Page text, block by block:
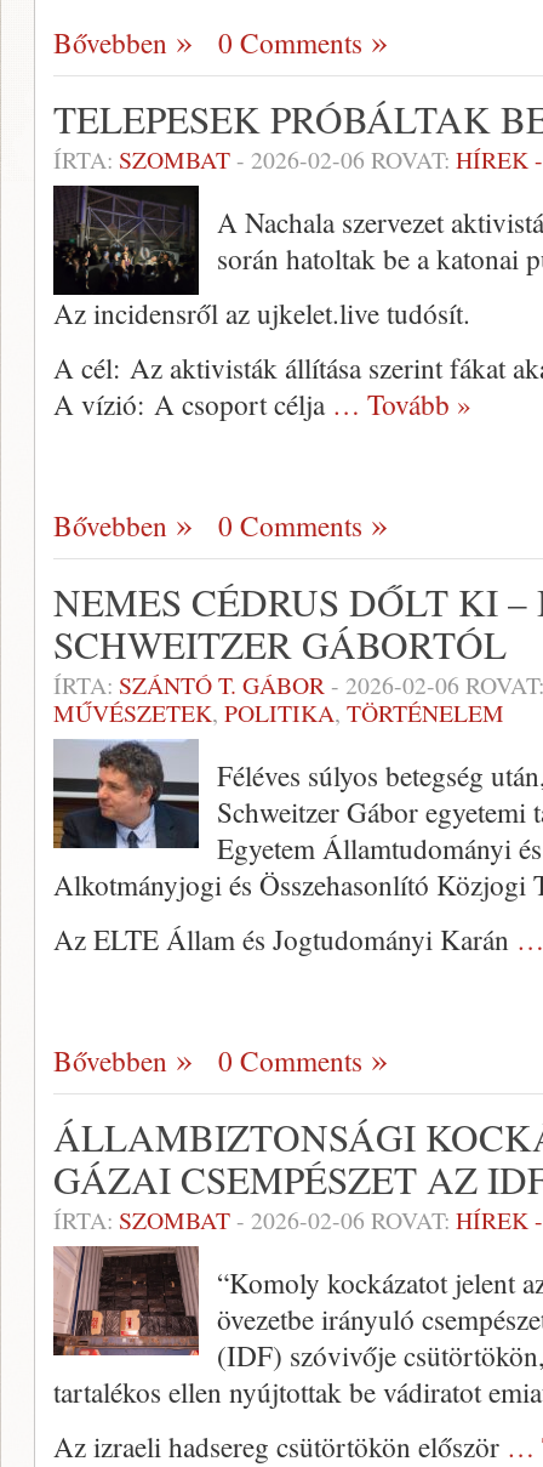
Bővebben 0 Comments
TELEPESEK PRÓBÁLTAK
ÍRTA: SZOMBAT- 2026-02-06 ROVAT: HÍREK
A Nachala szervezet
során hatoltak be a katonai
Az incidensről az ujkelet.live tudósít.
A cél: Az aktivisták állítása szerint fákat
A vízió: A csoport célja … Tovább »
Bővebben 0 Comments
NEMES CÉDRUS DŐLT KI –
SCHWEITZER
ÍRTA: SZÁNTÓ T. GÁBOR- 2026-02-06
MŰVÉSZETEK, POLITIKA, TÖRTÉNELEM
Féléves súlyos betegség
Schweitzer Gábor egyetemi
Egyetem Államtudományi
Alkotmányjogi és Összehasonlító Közjogi
Az ELTE Állam és Jogtudományi Karán …
Bővebben 0 Comments
ÁLLAMBIZTONSÁGI
GÁZAI CSEMPÉSZET AZ
ÍRTA: SZOMBAT- 2026-02-06 ROVAT: HÍREK
“Komoly kockázatot jelent
övezetbe irányuló
(IDF) szóvivője
tartalékos ellen nyújtottak be vádiratot
Az izraeli hadsereg csütörtökön először …